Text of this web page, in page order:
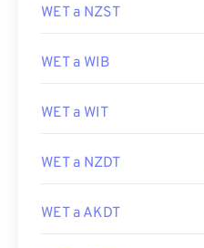
WET a NZST
WET a WIB
WET a WIT
WET a NZDT
WET a AKDT